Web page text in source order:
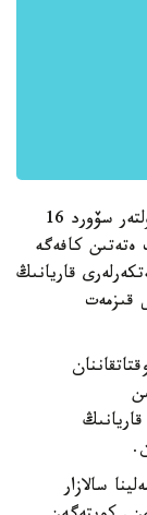
ەكىنشى دۇنيەجۇزىلىك سوعىستىڭ ارداگەرى ۋولتەر سۆورد 16
ەتەتىن كافەگە
قاريانىڭ
قىزمەت
سالازار